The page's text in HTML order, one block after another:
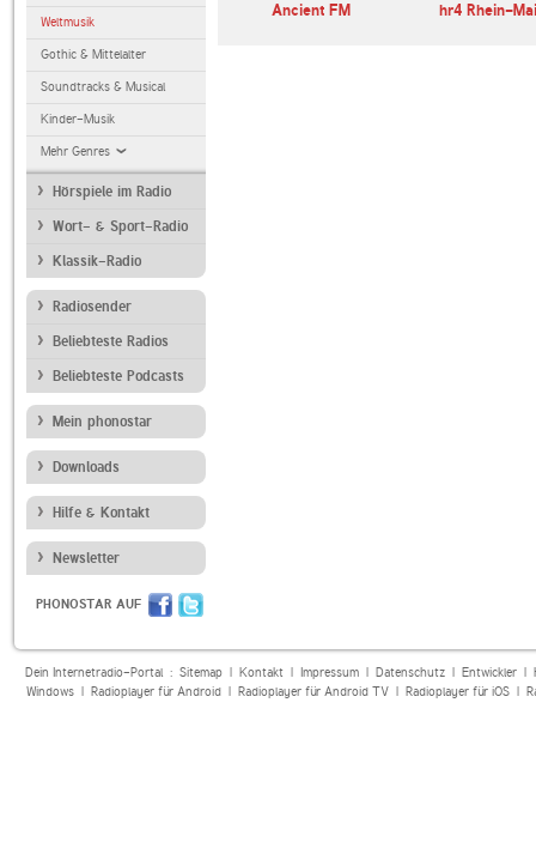
Weltmusik
Gothic & Mittelalter
Soundtracks & Musical
Kinder-Musik
Mehr Genres
Hörspiele im Radio
Wort- & Sport-Radio
Klassik-Radio
Radiosender
Beliebteste Radios
Beliebteste Podcasts
Mein phonostar
Downloads
Hilfe & Kontakt
Newsletter
PHONOSTAR AUF
Ancient FM hr4 Rhein-
Dein Internetradio-Portal : Sitemap| Kontakt| Impressum| Datenschutz| Entwickler|
Windows| Radioplayer für Android| Radioplayer für Android TV| Radioplayer für iOS|